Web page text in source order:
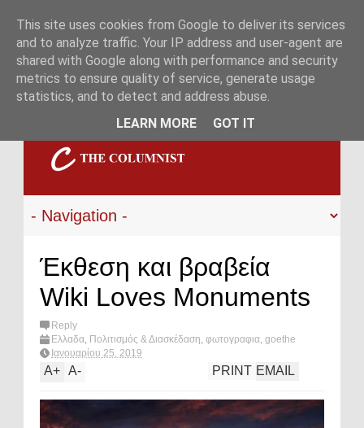
Έκθεση και βραβεία
Wiki Loves Monuments
Reply
Ελλαδα, Πολιτισμός & Διασκέδαση, φωτογραφια, goethe
institut,What's hot? ,Wiki Loves Monuments
Ιανουαρίου 25, 2019
A+ A- EMAIL
PRINT
This site uses cookies from Google to deliver its services
and to analyze traffic. Your IP address and user-agent are
shared with Google along with performance and security
metrics to ensure quality of service, generate usage
statistics, and to detect and address abuse.
LEARN MORE
GOT IT